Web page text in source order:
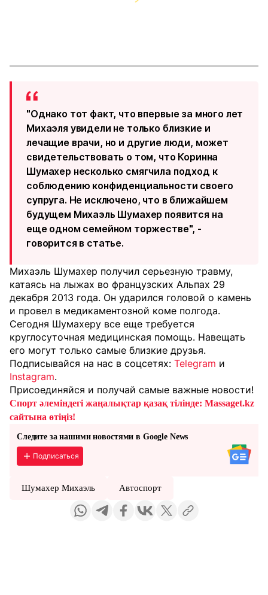
"Однако тот факт, что впервые за много лет
Михаэля увидели не только близкие и
лечащие врачи, но и другие люди, может
свидетельствовать о том, что Коринна
Шумахер несколько смягчила подход к
соблюдению конфиденциальности своего
супруга. Не исключено, что в ближайшем
будущем Михаэль Шумахер появится на
еще одном семейном торжестве", -
говорится в статье.
Михаэль Шумахер получил серьезную травму,
катаясь на лыжах во французских Альпах 29
декабря 2013 года. Он ударился головой о камень
и провел в медикаментозной коме полгода.
Сегодня Шумахеру все еще требуется
круглосуточная медицинская помощь. Навещать
его могут только самые близкие друзья.
Подписывайся на нас в соцсетях: Telegram и
Instagram.
Присоединяйся и получай самые важные новости!
Спорт әлеміндегі жаңалықтар қазақ тілінде: Massaget.kz
сайтына өтіңіз!
Следите за нашими новостями в Google News
Подписаться
Шумахер Михаэль Автоспорт